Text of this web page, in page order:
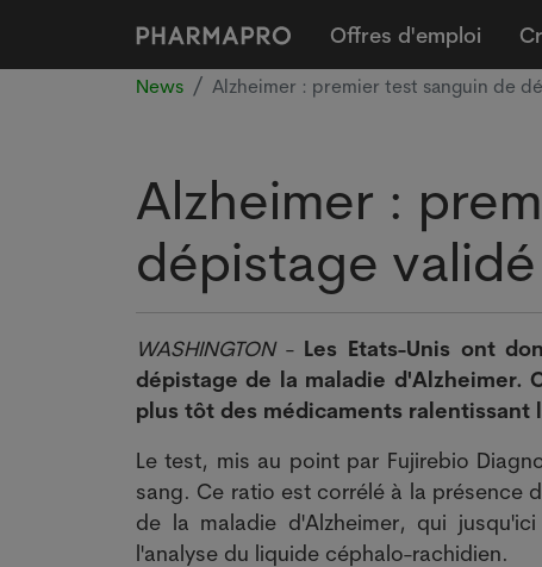
Offres d'emploi
News Alzheimer : premier test sanguin de
Alzheimer :
dépistage
WASHINGTON- Les Etats-Unis ont
dépistage de la maladie
plus tôt des médicaments
Le test, mis au point par Fujirebio
sang. Ce ratio est corrélé à la présence
de la maladie d'Alzheimer, qui
l'analyse du liquide céphalo-rachidien.